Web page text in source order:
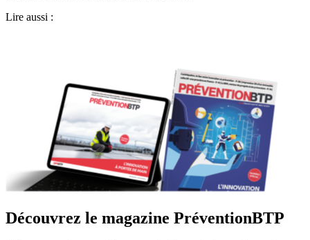
Lire aussi :
Découvrez le magazine PréventionBTP